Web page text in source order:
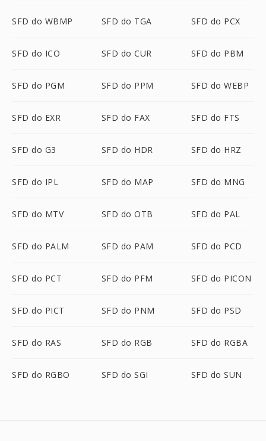
SFD do WBMP SFD do TGA SFD do PCX
SFD do ICO SFD do CUR SFD do PBM
SFD do PGM SFD do PPM SFD do WEBP
SFD do EXR SFD do FAX SFD do FTS
SFD do G3 SFD do HDR SFD do HRZ
SFD do IPL SFD do MAP SFD do MNG
SFD do MTV SFD do OTB SFD do PAL
SFD do PALM SFD do PAM SFD do PCD
SFD do PCT SFD do PFM SFD do PICON
SFD do PICT SFD do PNM SFD do PSD
SFD do RAS SFD do RGB SFD do RGBA
SFD do RGBO SFD do SGI SFD do SUN